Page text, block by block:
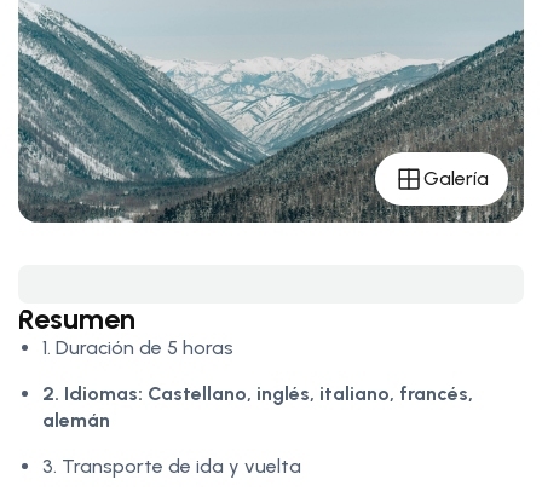
Galería
Resumen
1. Duración de 5 horas
2. Idiomas: Castellano, inglés, italiano, francés,
alemán
3. Transporte de ida y vuelta